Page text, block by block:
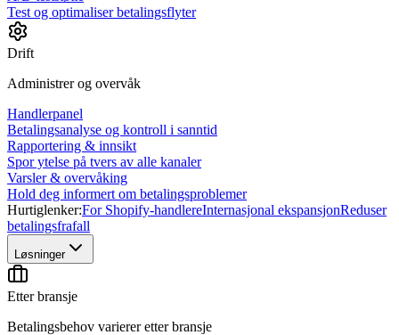
Test og optimaliser betalingsflyter
Drift
Administrer og overvåk
Handlerpanel
Betalingsanalyse og kontroll i sanntid
Rapportering & innsikt
Spor ytelse på tvers av alle kanaler
Varsler & overvåking
Hold deg informert om betalingsproblemer
Hurtiglenker:For Shopify-handlereInternasjonal ekspansjonReduser
betalingsfrafall
Løsninger
Etter bransje
Betalingsbehov varierer etter bransje